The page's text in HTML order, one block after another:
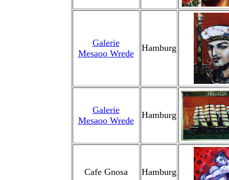
Galerie
Mesaoo Wrede
Hamburg
Galerie
Mesaoo Wrede
Hamburg
Cafe Gnosa Hamburg